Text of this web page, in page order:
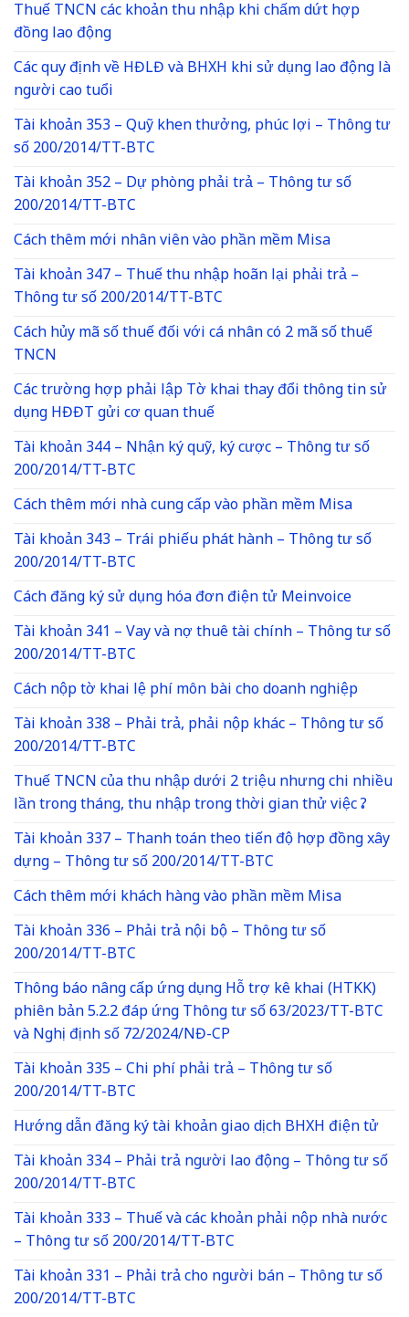
Thuế TNCN các khoản thu nhập khi chấm dứt hợp
đồng lao động
Các quy định về HĐLĐ và BHXH khi sử dụng lao động là
người cao tuổi
Tài khoản 353 – Quỹ khen thưởng, phúc lợi – Thông tư
số 200/2014/TT-BTC
Tài khoản 352 – Dự phòng phải trả – Thông tư số
200/2014/TT-BTC
Cách thêm mới nhân viên vào phần mềm Misa
Tài khoản 347 – Thuế thu nhập hoãn lại phải trả –
Thông tư số 200/2014/TT-BTC
Cách hủy mã số thuế đối với cá nhân có 2 mã số thuế
TNCN
Các trường hợp phải lập Tờ khai thay đổi thông tin sử
dụng HĐĐT gửi cơ quan thuế
Tài khoản 344 – Nhận ký quỹ, ký cược – Thông tư số
200/2014/TT-BTC
Cách thêm mới nhà cung cấp vào phần mềm Misa
Tài khoản 343 – Trái phiếu phát hành – Thông tư số
200/2014/TT-BTC
Cách đăng ký sử dụng hóa đơn điện tử Meinvoice
Tài khoản 341 – Vay và nợ thuê tài chính – Thông tư số
200/2014/TT-BTC
Cách nộp tờ khai lệ phí môn bài cho doanh nghiệp
Tài khoản 338 – Phải trả, phải nộp khác – Thông tư số
200/2014/TT-BTC
Thuế TNCN của thu nhập dưới 2 triệu nhưng chi nhiều
lần trong tháng, thu nhập trong thời gian thử việc ?
Tài khoản 337 – Thanh toán theo tiến độ hợp đồng xây
dựng – Thông tư số 200/2014/TT-BTC
Cách thêm mới khách hàng vào phần mềm Misa
Tài khoản 336 – Phải trả nội bộ – Thông tư số
200/2014/TT-BTC
Thông báo nâng cấp ứng dụng Hỗ trợ kê khai (HTKK)
phiên bản 5.2.2 đáp ứng Thông tư số 63/2023/TT-BTC
và Nghị định số 72/2024/NĐ-CP
Tài khoản 335 – Chi phí phải trả – Thông tư số
200/2014/TT-BTC
Hướng dẫn đăng ký tài khoản giao dịch BHXH điện tử
Tài khoản 334 – Phải trả người lao động – Thông tư số
200/2014/TT-BTC
Tài khoản 333 – Thuế và các khoản phải nộp nhà nước
– Thông tư số 200/2014/TT-BTC
Tài khoản 331 – Phải trả cho người bán – Thông tư số
200/2014/TT-BTC